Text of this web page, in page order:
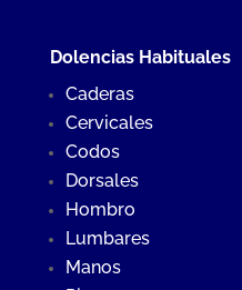
Dolencias Habituales
Caderas
Cervicales
Codos
Dorsales
Hombro
Lumbares
Manos